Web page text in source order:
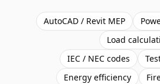
AutoCAD / Revit MEP
Load
IEC / NEC codes
Energy efficiency